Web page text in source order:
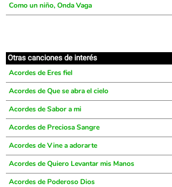
Como un niño, Onda Vaga
Otras canciones de interés
Acordes de Eres fiel
Acordes de Que se abra el cielo
Acordes de Sabor a mi
Acordes de Preciosa Sangre
Acordes de Vine a adorarte
Acordes de Quiero Levantar mis Manos
Acordes de Poderoso Dios